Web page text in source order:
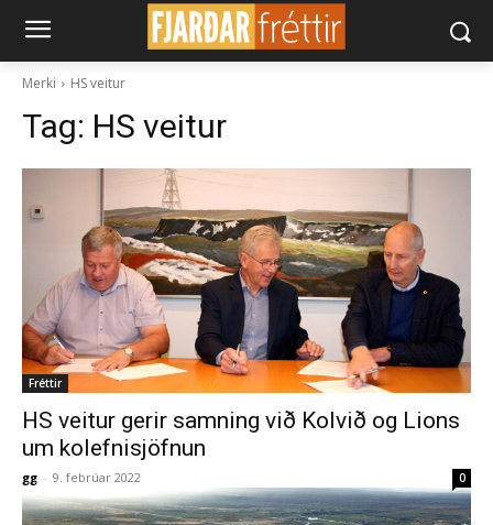
Merki HS veitur
Tag: HS veitur
Fréttir
HS veitur gerir samning við Kolvið og Lions
um kolefnisjöfnun
gg - 9. febrúar 2022 0